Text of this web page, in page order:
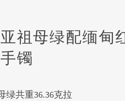
祖母绿配缅甸
镯
绿共重36.36克拉